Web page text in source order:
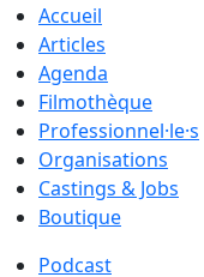
Accueil
Articles
Agenda
Filmothèque
Professionnel·le·s
Organisations
Castings & Jobs
Boutique
Podcast